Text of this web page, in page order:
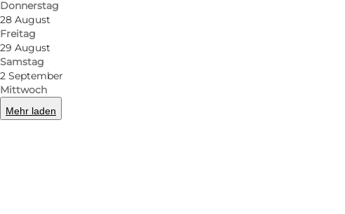
Donnerstag
28 August
Freitag
29 August
Samstag
2 September
Mittwoch
Mehr laden